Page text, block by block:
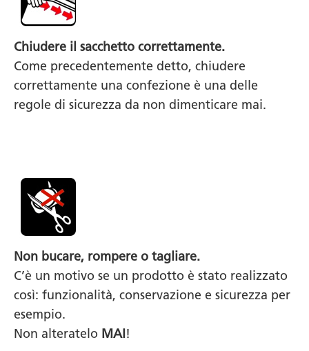
Chiudere il sacchetto correttamente.
Come precedentemente detto, chiudere
correttamente una confezione è una delle
regole di sicurezza da non dimenticare mai.
Non bucare, rompere o tagliare.
C’è un motivo se un prodotto è stato realizzato
così: funzionalità, conservazione e sicurezza per
esempio.
Non alteratelo MAI!